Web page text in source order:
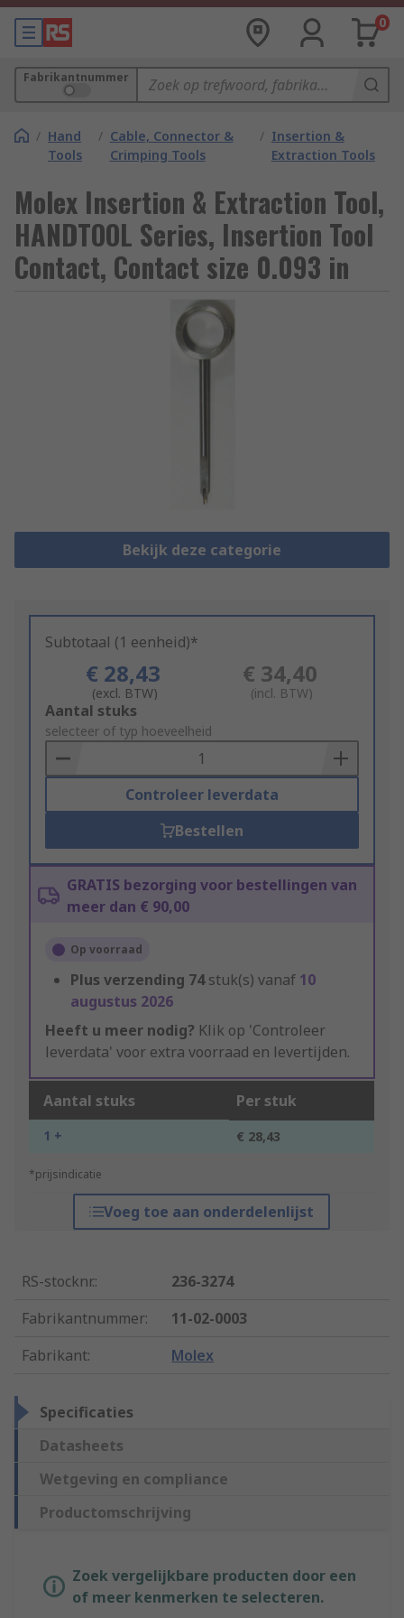
0
Fabrikantnummer
/ Hand
Tools
/ Cable, Connector &
Crimping Tools
/ Insertion &
Extraction Tools
Molex Insertion & Extraction Tool,
HANDTOOL Series, Insertion Tool
Contact, Contact size 0.093 in
Bekijk deze categorie
Subtotaal (1 eenheid)*
€ 28,43
(excl. BTW)
€ 34,40
(incl. BTW)
Add
to
Basket
Aantal stuks
selecteer of typ hoeveelheid
Controleer leverdata
Bestellen
GRATIS bezorging voor bestellingen van
meer dan € 90,00
Op voorraad
Plus verzending 74stuk(s) vanaf 10
augustus 2026
Heeft u meer nodig? Klik op 'Controleer
leverdata' voor extra voorraad en levertijden.
Aantal stuks Per stuk
1 + € 28,43
*prijsindicatie
Voeg toe aan onderdelenlijst
RS-stocknr.:
236-3274
Fabrikantnummer:
11-02-0003
Fabrikant: Molex
Specificaties
Datasheets
Wetgeving en compliance
Productomschrijving
Zoek vergelijkbare producten door een
of meer kenmerken te selecteren.